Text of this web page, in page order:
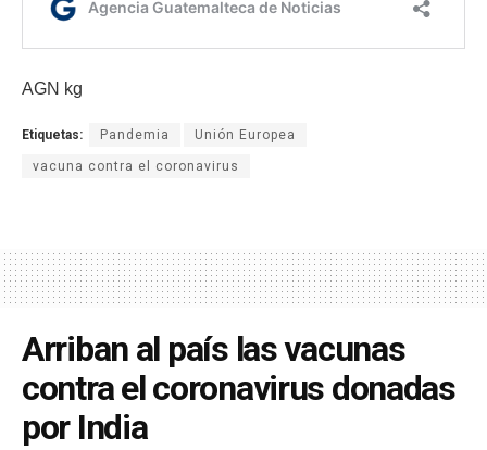
AGN kg
Etiquetas: Pandemia Unión Europea
vacuna contra el coronavirus
Arriban al país las vacunas
contra el coronavirus donadas
por India